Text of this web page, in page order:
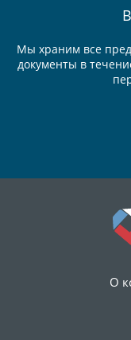
Мы храним все
документы в
О